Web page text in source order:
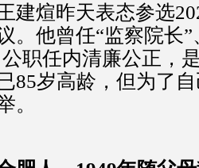
建煊昨天表态参选
。他曾任“监察院长”
公职任内清廉公正，
85岁高龄，但为了
。